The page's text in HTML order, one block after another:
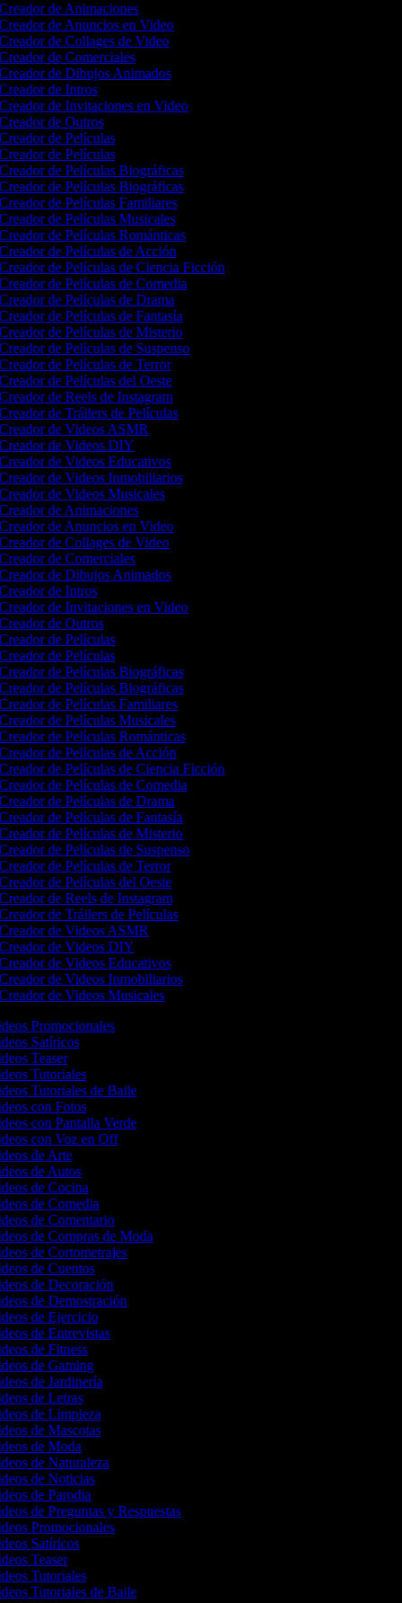
de Animaciones
de Anuncios en Video
de Collages de Video
de Comerciales
de Dibujos Animados
de Intros
de Invitaciones en Video
de Outros
de Películas
de Películas
de Películas Biográficas
de Películas Biográficas
de Películas Familiares
de Películas Musicales
de Películas Románticas
de Películas de Acción
de Películas de Ciencia Ficción
de Películas de Comedia
de Películas de Drama
de Películas de Fantasía
de Películas de Misterio
de Películas de Suspenso
de Películas de Terror
de Películas del Oeste
de Reels de Instagram
de Tráilers de Películas
de Videos ASMR
de Videos DIY
de Videos Educativos
de Videos Inmobiliarios
de Videos Musicales
de Animaciones
de Anuncios en Video
de Collages de Video
de Comerciales
de Dibujos Animados
de Intros
de Invitaciones en Video
de Outros
de Películas
de Películas
de Películas Biográficas
de Películas Biográficas
de Películas Familiares
de Películas Musicales
de Películas Románticas
de Películas de Acción
de Películas de Ciencia Ficción
de Películas de Comedia
de Películas de Drama
de Películas de Fantasía
de Películas de Misterio
de Películas de Suspenso
de Películas de Terror
de Películas del Oeste
de Reels de Instagram
de Tráilers de Películas
de Videos ASMR
de Videos DIY
de Videos Educativos
de Videos Inmobiliarios
de Videos Musicales
Promocionales
Satíricos
Teaser
Tutoriales
Tutoriales de Baile
con Fotos
con Pantalla Verde
con Voz en Off
de Arte
de Autos
de Cocina
de Comedia
de Comentario
de Compras de Moda
de Cortometrajes
de Cuentos
de Decoración
de Demostración
de Ejercicio
de Entrevistas
de Fitness
de Gaming
de Jardinería
de Letras
de Limpieza
de Mascotas
de Moda
de Naturaleza
de Noticias
de Parodia
de Preguntas y Respuestas
Promocionales
Satíricos
Teaser
Tutoriales
Tutoriales de Baile